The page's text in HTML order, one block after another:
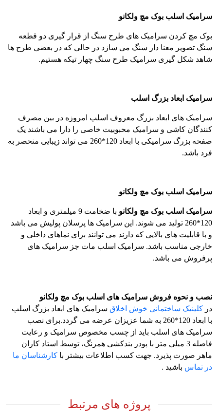
سرامیک اسلب بوک مچ ولکانو
بوک مچ کردن سرامیک های طرح سنگ از قرار گیری دو قطعه
سنگ تصویر معنا دار سنگ می سازد در حالی که در بعضی طرح ها
شاهد شکل گیری سرامیک طرح سنگ چهار تیکه هستیم.
سرامیک ابعاد بزرگ اسلب
سرامیک های ابعاد بزرگ معروف اسلب امروزه در بین مصرف
کنندگان کاشی و سرامیک محبوبیت خاصی را دارا می باشند یک
صفحه بزرگ سرامیکی با ابعاد 120*260 می تواند زیبایی منحصر به
فرد باشد.
سرامیک اسلب بوک مچ ولکانو
سرامیک اسلب بوک مچ ولکانو
با ضخامت 9 میلمتری و ابعاد
120*260 تولید می شوند. این سرامیک ها پرسلان پولیش می باشد
و با قابلیت های بالایی که دارند می توانند برای نماهای داخلی و
خارجی مناسب باشد. سرامیک اسلب مات جز سرامیک های
پرفروش می باشد.
نصب و نحوه فروش سرامیک های اسلب بوک مچ ولکانو
در کلینیک ساختمانی خوش اخلاق سرامیک های ابعاد بزرگ اسلب
با ابعاد 120*260 به شما عزیزان عرضه می گردد.برای نصب
سرامیک های اسلب باید از چسب مخصوص سرامیک و رعایت
فاصله 3 میلی متر با پودر بندکشی همرنگ، توسط استاد کاران
ماهر صورت پذیرد. جهت کسب اطلاعات بیشتر با کارشناسان ما
در تماس باشید .
پروژه های مرتبط